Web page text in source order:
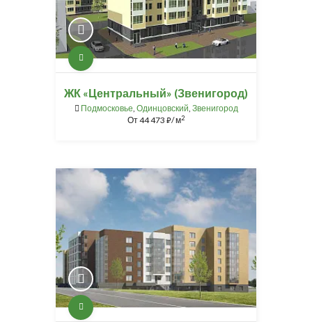
ЖК «Центральный» (Звенигород)
Подмосковье, Одинцовский, Звенигород
От44 473 ⃏/ м2